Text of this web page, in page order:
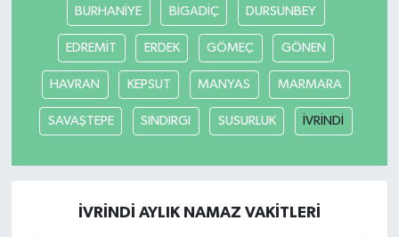
BURHANİYE BİGADİÇ DURSUNBEY
EDREMİT ERDEK GÖMEÇ GÖNEN
HAVRAN KEPSUT MANYAS MARMARA
SAVAŞTEPE SINDIRGI SUSURLUK İVRİNDİ
İVRİNDİ AYLIK NAMAZ VAKITLERI